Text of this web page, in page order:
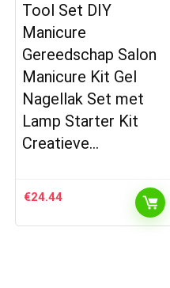
Tool Set DIY
Manicure
Gereedschap Salon
Manicure Kit Gel
Nagellak Set met
Lamp Starter Kit
Creatieve…
€24.44